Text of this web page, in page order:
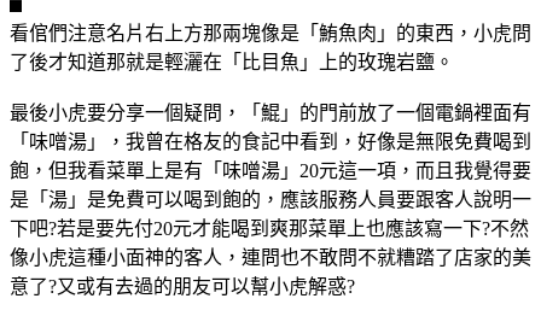
看倌們注意名片右上方那兩塊像是「鮪魚肉」的東西，小虎問
了後才知道那就是輕灑在「比目魚」上的玫瑰岩鹽。
最後小虎要分享一個疑問，「鯤」的門前放了一個電鍋裡面有
「味噌湯」，我曾在格友的食記中看到，好像是無限免費喝到
飽，但我看菜單上是有「味噌湯」20元這一項，而且我覺得要
是「湯」是免費可以喝到飽的，應該服務人員要跟客人說明一
下吧?若是要先付20元才能喝到爽那菜單上也應該寫一下?不然
像小虎這種小面神的客人，連問也不敢問不就糟踏了店家的美
意了?又或有去過的朋友可以幫小虎解惑?